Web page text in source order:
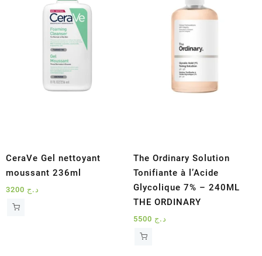
CeraVe Gel nettoyant
moussant 236ml
د.ج
The Ordinary Solution
Tonifiante à l’Acide
Glycolique 7% – 240ML
THE ORDINARY
د.ج